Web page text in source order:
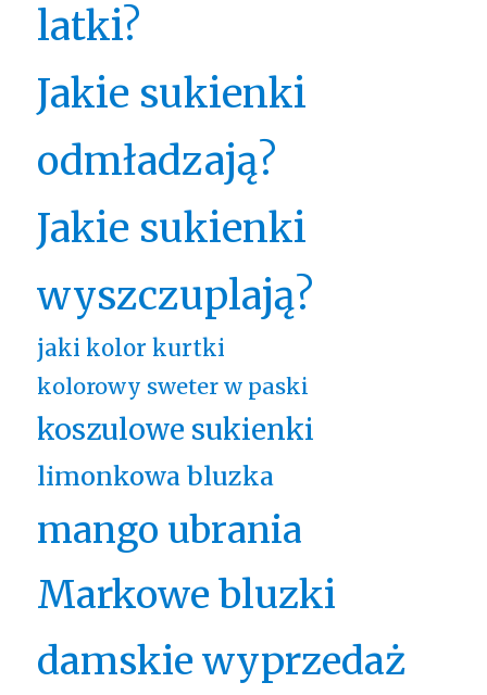
latki?
Jakie sukienki
odmładzają?
Jakie sukienki
wyszczuplają?
jaki kolor kurtki
kolorowy sweter w paski
koszulowe sukienki
limonkowa bluzka
mango ubrania
Markowe bluzki
damskie wyprzedaż